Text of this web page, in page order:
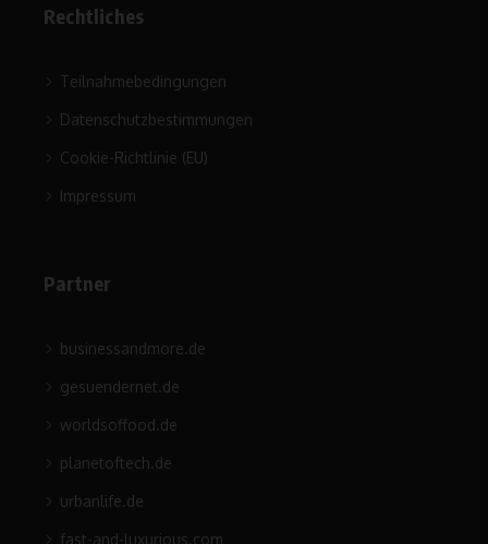
Rechtliches
Teilnahmebedingungen
Datenschutzbestimmungen
Cookie-Richtlinie (EU)
Impressum
Partner
businessandmore.de
gesuendernet.de
worldsoffood.de
planetoftech.de
urbanlife.de
fast-and-luxurious.com